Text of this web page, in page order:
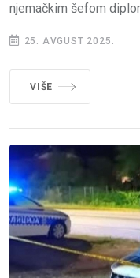
njemačkim šefom
25. AVGUST 2025.
VIŠE